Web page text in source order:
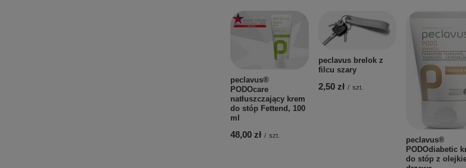
peclavus®
PODOcare
natłuszczający krem
do stóp Fettend, 100
ml
48,00 zł / szt.
peclavus brelok z
filcu szary
2,50 zł / szt.
peclavus®
PODOdiabetic
do stóp z